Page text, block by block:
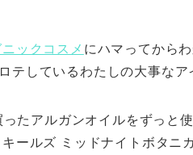
ックコスメ にハマってから
テしているわたしの大事なア
ったアルガンオイルをずっと
ールズ ミッドナイトボタニ